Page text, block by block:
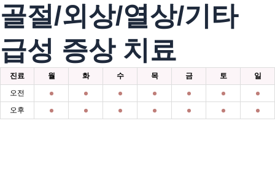
골절/외상/열상/기타
급성 증상 치료
진료 월 화 수 목 금 토
일
오전
오후